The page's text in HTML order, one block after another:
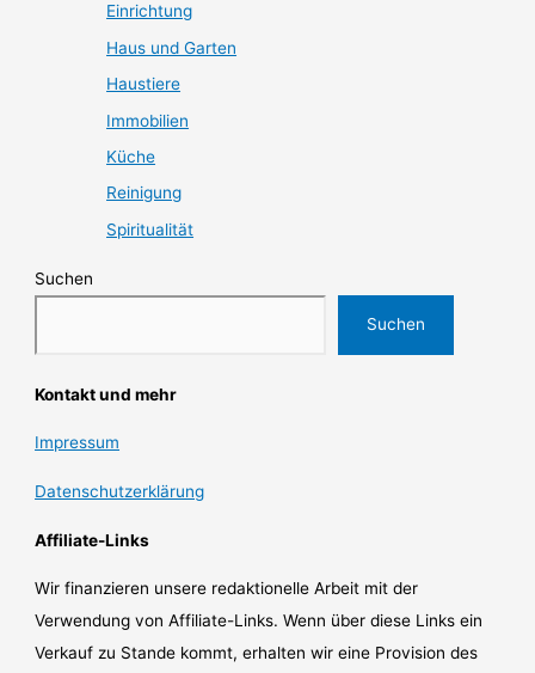
Einrichtung
Haus und Garten
Haustiere
Immobilien
Küche
Reinigung
Spiritualität
Suchen
Suchen
Kontakt und mehr
Impressum
Datenschutzerklärung
Affiliate-Links
Wir finanzieren unsere redaktionelle Arbeit mit der
Verwendung von Affiliate-Links. Wenn über diese Links ein
Verkauf zu Stande kommt, erhalten wir eine Provision des